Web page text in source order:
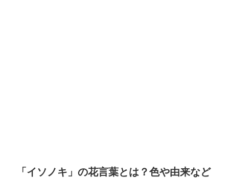
「イソノキ」の花言葉とは？色や由来など